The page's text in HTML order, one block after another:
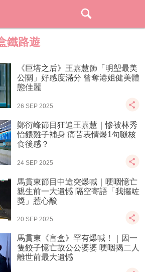
鐵路遊
《巨塔之后》王嘉慧飾「明塱最美
公關」好感度滿分 曾奪港姐健美體
態佳麗
26 SEP 2025
鄭衍峰節目狂追王嘉慧｜慘被林秀
怡餵雞子補身 痛苦表情爆1句啜核
食後感？
24 SEP 2025
馬貫東節目中途突爆喊｜哽咽憶亡
親生前一大遺憾 隔空寄語「我攞咗
獎」惹心酸
20 SEP 2025
馬貫東《盲盒》罕有爆喊！｜因一
隻餃子憶亡故公公婆婆 哽咽揭二人
離世前最大遺憾